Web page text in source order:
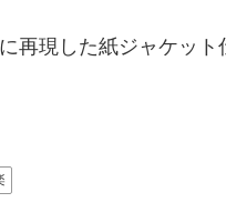
再現した紙ジャケット